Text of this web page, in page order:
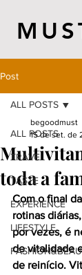
Post
ALL POSTS
TRAVEL
TASTE
EXPERIENCE
LIFESTYLE
ALL POSTS
toda a
begoodmust
15 de set. de
Com o final
rotinas
por vezes, é
de vitalidade
de reinício.